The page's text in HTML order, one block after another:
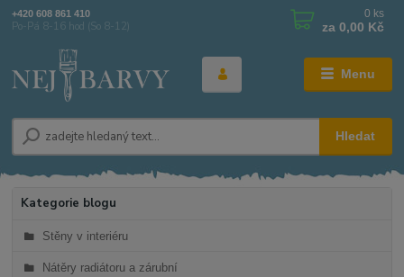
Menu
Hledat
+420 608 861 410
Po-Pá 8-16 hod (So 8-12)
0 ks
za 0,00 Kč
Kategorie blogu
Stěny v interiéru
Nátěry radiátoru a zárubní